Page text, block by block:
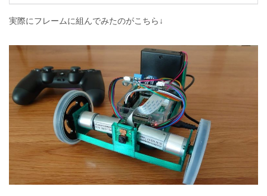
実際にフレームに組んでみたのがこちら↓